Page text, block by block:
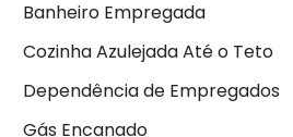
Banheiro Empregada
Cozinha Azulejada Até o Teto
Dependência de Empregados
Gás Encanado